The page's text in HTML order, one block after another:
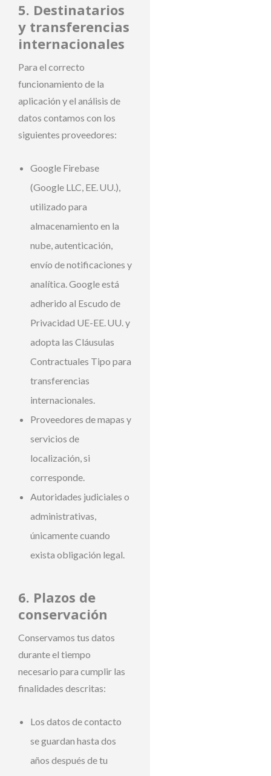
5. Destinatarios
y transferencias
internacionales
Para el correcto
funcionamiento de la
aplicación y el análisis de
datos contamos con los
siguientes proveedores:
Google Firebase
(Google LLC, EE. UU.),
utilizado para
almacenamiento en la
nube, autenticación,
envío de notificaciones y
analítica. Google está
adherido al Escudo de
Privacidad UE-EE. UU. y
adopta las Cláusulas
Contractuales Tipo para
transferencias
internacionales.
Proveedores de mapas y
servicios de
localización, si
corresponde.
Autoridades judiciales o
administrativas,
únicamente cuando
exista obligación legal.
6. Plazos de
conservación
Conservamos tus datos
durante el tiempo
necesario para cumplir las
finalidades descritas:
Los datos de contacto
se guardan hasta dos
años después de tu